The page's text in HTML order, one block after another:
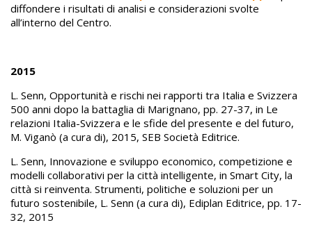
diffondere i risultati di analisi e considerazioni svolte
all’interno del Centro.
2015
L. Senn, Opportunità e rischi nei rapporti tra Italia e Svizzera
500 anni dopo la battaglia di Marignano, pp. 27-37, in Le
relazioni Italia-Svizzera e le sfide del presente e del futuro,
M. Viganò (a cura di), 2015, SEB Società Editrice.
L. Senn, Innovazione e sviluppo economico, competizione e
modelli collaborativi per la città intelligente, in Smart City, la
città si reinventa. Strumenti, politiche e soluzioni per un
futuro sostenibile, L. Senn (a cura di), Ediplan Editrice, pp. 17-
32, 2015